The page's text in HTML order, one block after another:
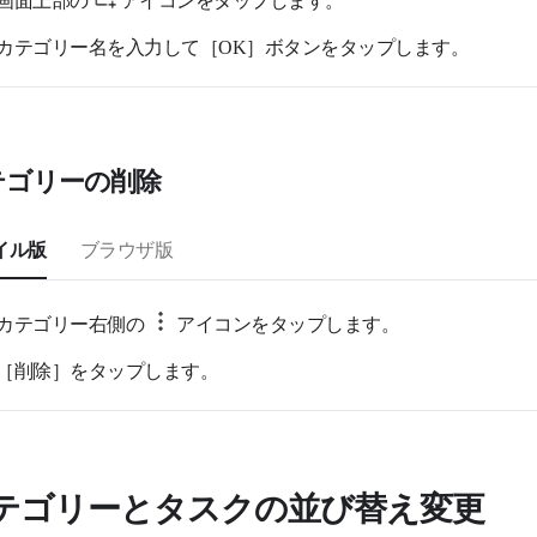
テゴリー名を入力して［OK］ボタンをタップします。
リーの削除
ル版 ブラウザ版
テゴリー右側の
アイコンをタップします。
［削除］をタップします。
ゴリーとタスクの並び替え変更